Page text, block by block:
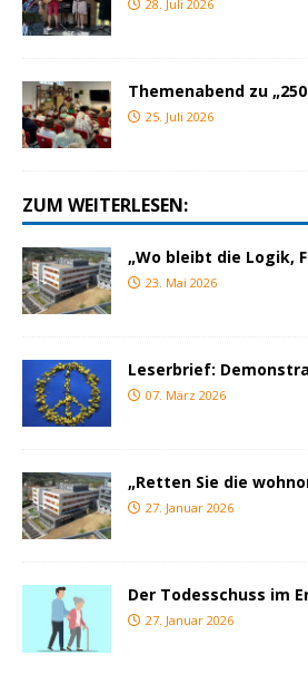
28. Juli 2026
Themenabend zu „250
25. Juli 2026
ZUM WEITERLESEN:
„Wo bleibt die Logik,
23. Mai 2026
Leserbrief:
07. März 2026
„Retten Sie die
27. Januar 2026
Der Todesschuss im
27. Januar 2026